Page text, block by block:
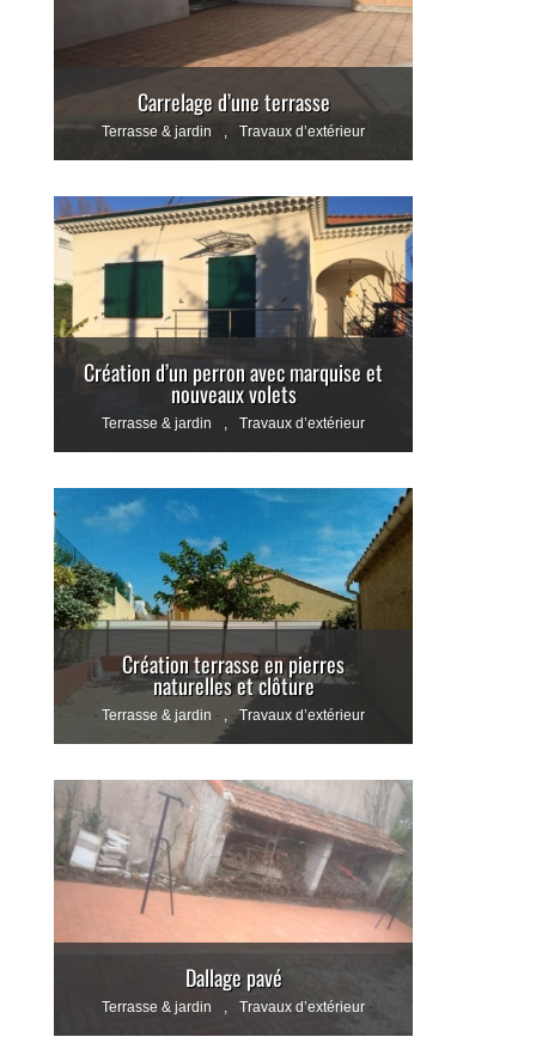
Carrelage d’une terrasse
Terrasse & jardin , Travaux d’extérieur
Création d’un perron avec marquise et
nouveaux volets
Terrasse & jardin , Travaux d’extérieur
Création terrasse en pierres
naturelles et clôture
Terrasse & jardin , Travaux d’extérieur
Dallage pavé
Terrasse & jardin , Travaux d’extérieur